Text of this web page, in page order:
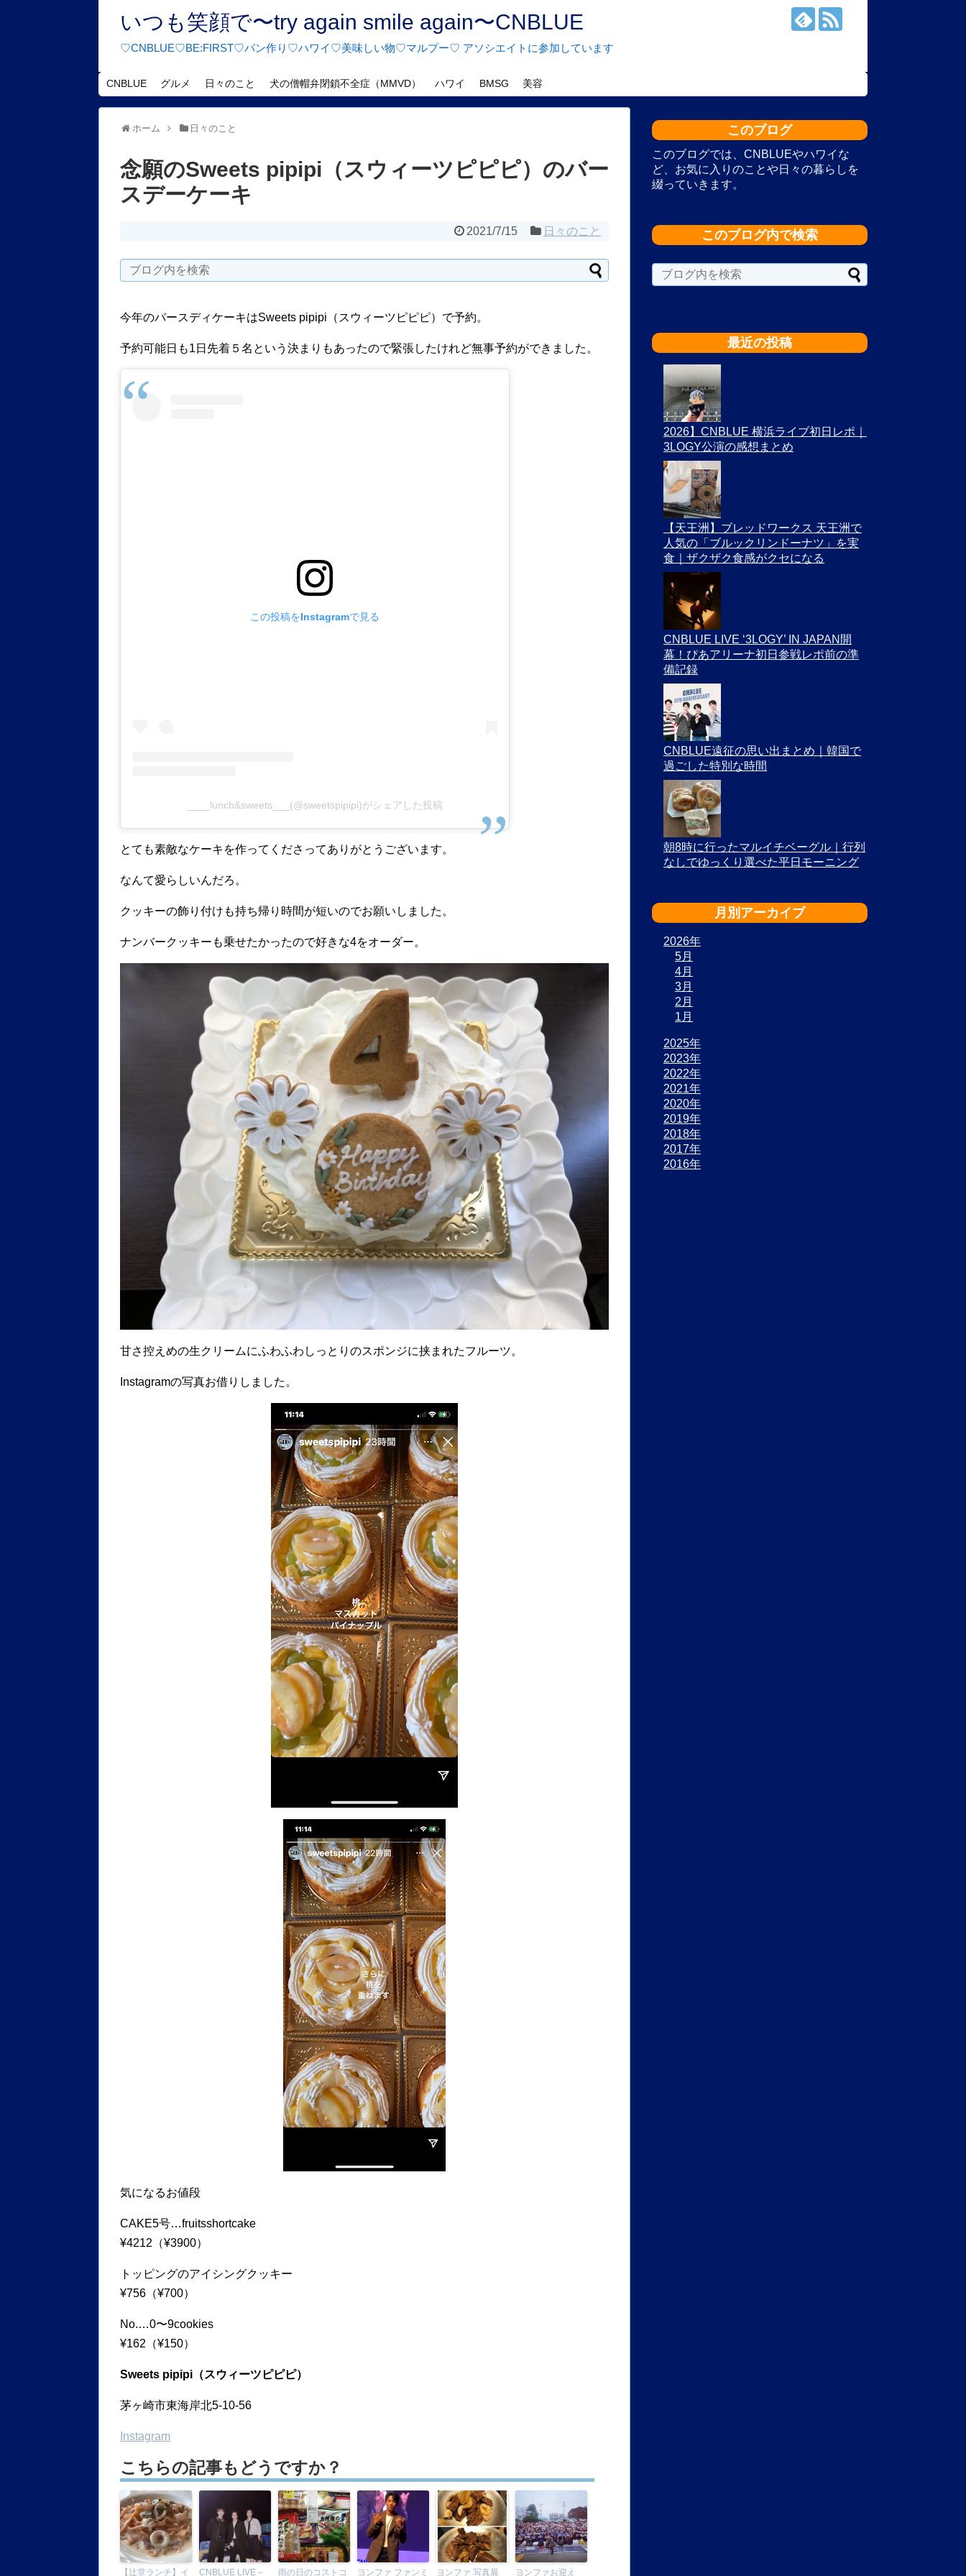
いつも笑顔で〜try again smile again〜CNBLUE
♡CNBLUE♡BE:FIRST♡パン作り♡ハワイ♡美味しい物♡マルプー♡ アソシエイトに参加しています
CNBLUE グルメ 日々のこと 犬の僧帽弁閉鎖不全症（MMVD） ハワイ BMSG 美容
ホーム 日々のこと
念願のSweets pipipi（スウィーツピピピ）のバー
スデーケーキ
2021/7/15 日々のこと
今年のバースディケーキはSweets pipipi（スウィーツピピピ）で予約。
予約可能日も1日先着５名という決まりもあったので緊張したけれど無事予約ができました。
この投稿をInstagramで見る
____lunch&sweets___(@sweetspipipi)がシェアした投稿
とても素敵なケーキを作ってくださってありがとうございます。
なんて愛らしいんだろ。
クッキーの飾り付けも持ち帰り時間が短いのでお願いしました。
ナンバークッキーも乗せたかったので好きな4をオーダー。
甘さ控えめの生クリームにふわふわしっとりのスポンジに挟まれたフルーツ。
Instagramの写真お借りしました。
気になるお値段
CAKE5号…fruitsshortcake
¥4212（¥3900）
トッピングのアイシングクッキー
¥756（¥700）
No.…0〜9cookies
¥162（¥150）
Sweets pipipi（スウィーツピピピ）
茅ヶ崎市東海岸北5-10-56
Instagram
こちらの記事もどうですか？
【辻堂ランチ】イ CNBLUE LIVE – 雨の日のコストコ ヨンファ ファンミ ヨンファ 写真展 ヨンファお迎え
このブログ
このブログでは、CNBLUEやハワイな
ど、お気に入りのことや日々の暮らしを
綴っていきます。
このブログ内で検索
最近の投稿
2026】CNBLUE 横浜ライブ初日レポ｜
3LOGY公演の感想まとめ
【天王洲】ブレッドワークス 天王洲で
人気の「ブルックリンドーナツ」を実
食｜ザクザク食感がクセになる
CNBLUE LIVE ‘3LOGY’ IN JAPAN開
幕！ぴあアリーナ初日参戦レポ前の準
備記録
CNBLUE遠征の思い出まとめ｜韓国で
過ごした特別な時間
朝8時に行ったマルイチベーグル｜行列
なしでゆっくり選べた平日モーニング
月別アーカイブ
2026年
5月
4月
3月
2月
1月
2025年
2023年
2022年
2021年
2020年
2019年
2018年
2017年
2016年